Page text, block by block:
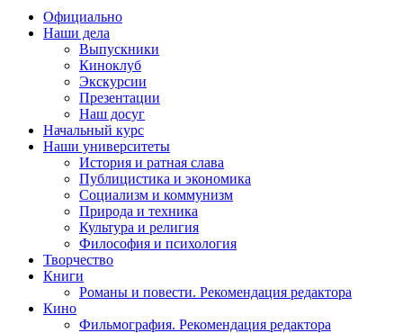
Официально
Наши дела
Выпускники
Киноклуб
Экскурсии
Презентации
Наш досуг
Начальный курс
Наши университеты
История и ратная слава
Публицистика и экономика
Социализм и коммунизм
Природа и техника
Культура и религия
Философия и психология
Творчество
Книги
Романы и повести. Рекомендация редактора
Кино
Фильмография. Рекомендация редактора